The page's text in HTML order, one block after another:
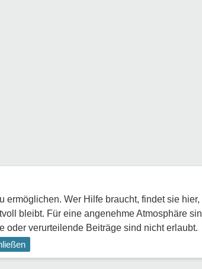
Wer Hilfe braucht, findet sie
bleibt. Für eine angenehme Atmosphäre
oder verurteilende Beiträge sind nicht erlaubt.